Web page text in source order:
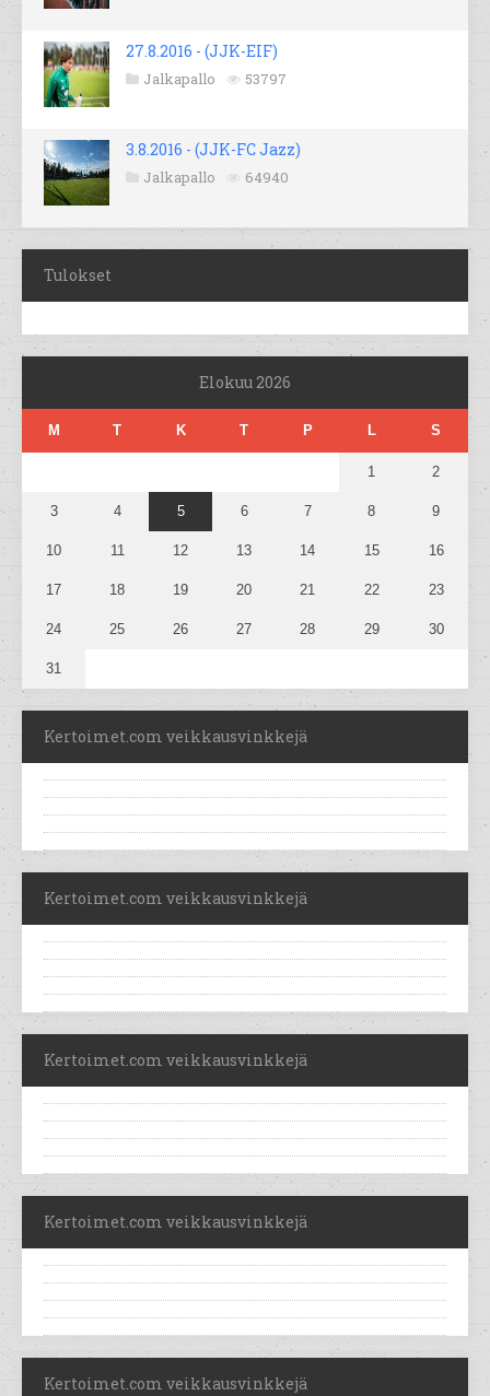
27.8.2016 - (JJK-EIF)
Jalkapallo 53797
3.8.2016 - (JJK-FC Jazz)
Jalkapallo 64940
Tulokset
Elokuu 2026
M T K T P L S
1 2
3 4 5 6 7 8 9
10 11 12 13 14 15 16
17 18 19 20 21 22 23
24 25 26 27 28 29 30
31
Kertoimet.com veikkausvinkkejä
Kertoimet.com veikkausvinkkejä
Kertoimet.com veikkausvinkkejä
Kertoimet.com veikkausvinkkejä
Kertoimet.com veikkausvinkkejä